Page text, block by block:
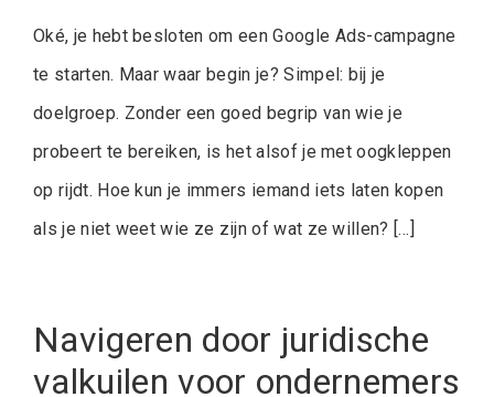
Oké, je hebt besloten om een Google Ads-campagne
te starten. Maar waar begin je? Simpel: bij je
doelgroep. Zonder een goed begrip van wie je
probeert te bereiken, is het alsof je met oogkleppen
op rijdt. Hoe kun je immers iemand iets laten kopen
als je niet weet wie ze zijn of wat ze willen? […]
Navigeren door juridische
valkuilen voor ondernemers